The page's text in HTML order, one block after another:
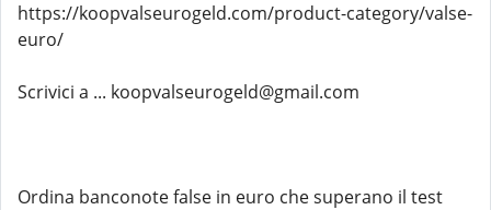
https://koopvalseurogeld.com/product-category/valse-
euro/
Scrivici a ... koopvalseurogeld@gmail.com
Ordina banconote false in euro che superano il test